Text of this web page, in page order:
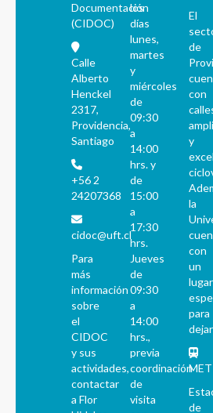
Documentación
(CIDOC)
Calle
Alberto
Henckel
2317,
Providencia,
Santiago
+56 2
24207368
cidoc@uft.cl
Para
más
información
sobre
el
CIDOC
y sus
actividades,
contactar
a Flor
los
días
lunes,
martes
y
miércoles
de
09:30
a
14:00
hrs. y
de
15:00
a
17:30
hrs.
Jueves
de
09:30
a
14:00
hrs.,
previa
coordinación
de
visita
El
de
con
y
la
con
un
lugar
para
de